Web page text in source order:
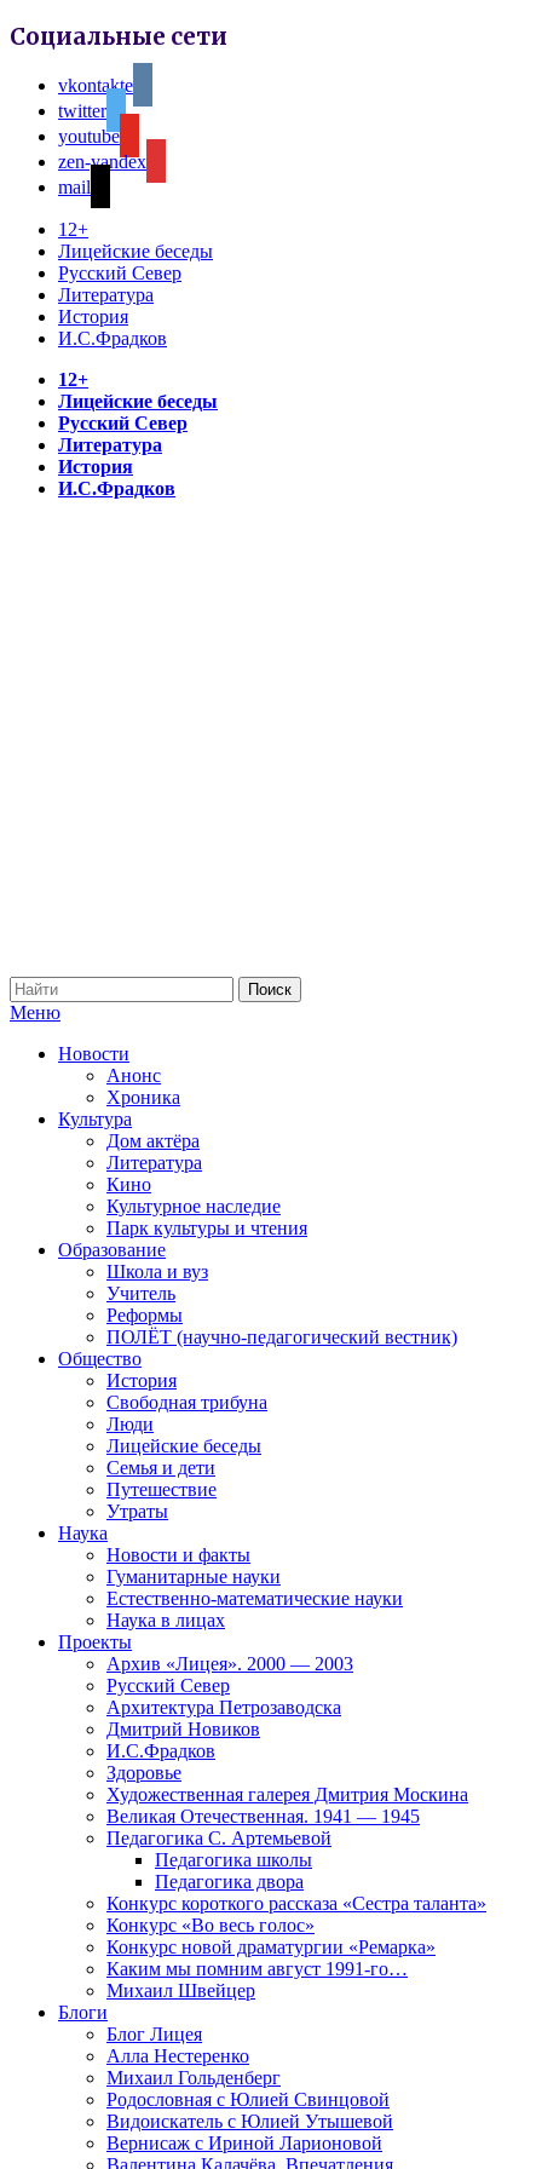
Социальные сети
vkontakte
twitter
youtube
zen-yandex
mail
12+
Лицейские беседы
Русский Север
Литература
История
И.С.Фрадков
12+
Лицейские беседы
Русский Север
Литература
История
И.С.Фрадков
Меню
Новости
Анонс
Хроника
Культура
Дом актёра
Литература
Кино
Культурное наследие
Парк культуры и чтения
Образование
Школа и вуз
Учитель
Реформы
ПОЛЁТ (научно-педагогический вестник)
Общество
История
Свободная трибуна
Люди
Лицейские беседы
Семья и дети
Путешествие
Утраты
Наука
Новости и факты
Гуманитарные науки
Естественно-математические науки
Наука в лицах
Проекты
Архив «Лицея». 2000 — 2003
Русский Север
Архитектура Петрозаводска
Дмитрий Новиков
И.С.Фрадков
Здоровье
Художественная галерея Дмитрия Москина
Великая Отечественная. 1941 — 1945
Педагогика С. Артемьевой
Педагогика школы
Педагогика двора
Конкурс короткого рассказа «Сестра таланта»
Конкурс «Во весь голос»
Конкурс новой драматургии «Ремарка»
Каким мы помним август 1991-го…
Михаил Швейцер
Блоги
Блог Лицея
Алла Нестеренко
Михаил Гольденберг
Родословная с Юлией Свинцовой
Видоискатель с Юлией Утышевой
Вернисаж с Ириной Ларионовой